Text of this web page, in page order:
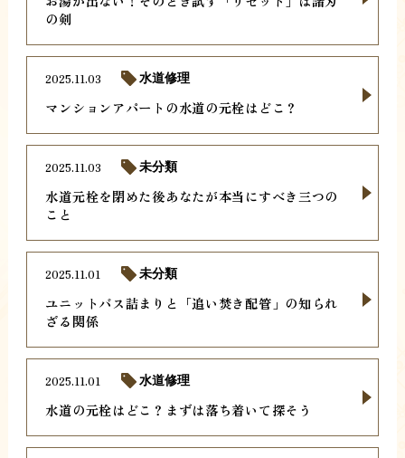
の剣
マンションアパートの水道の元栓はどこ？
2025.11.03 水道修理
水道元栓を閉めた後あなたが本当にすべき三つの
こと
2025.11.03 未分類
ユニットバス詰まりと「追い焚き配管」の知られ
ざる関係
2025.11.01 未分類
水道の元栓はどこ？まずは落ち着いて探そう
2025.11.01 水道修理